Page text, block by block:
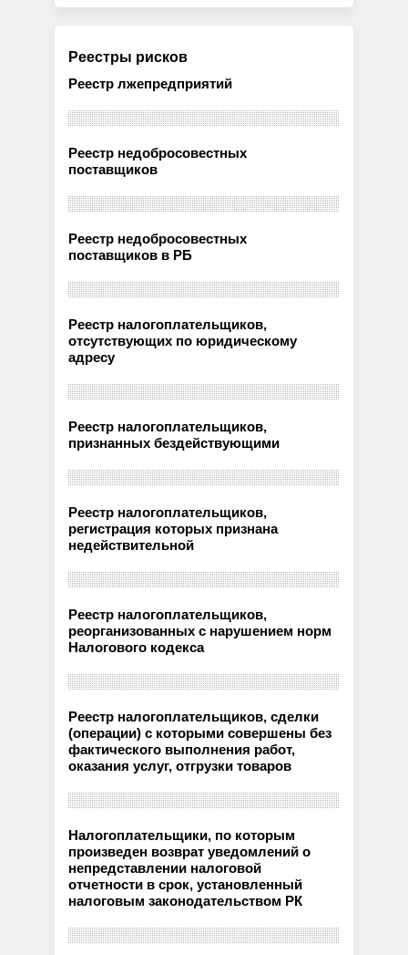
Реестры рисков
Реестр лжепредприятий
Реестр недобросовестных
поставщиков
Реестр недобросовестных
поставщиков в РБ
Реестр налогоплательщиков,
отсутствующих по юридическому
адресу
Реестр налогоплательщиков,
признанных бездействующими
Реестр налогоплательщиков,
регистрация которых признана
недействительной
Реестр налогоплательщиков,
реорганизованных с нарушением норм
Налогового кодекса
Реестр налогоплательщиков, сделки
(операции) с которыми совершены без
фактического выполнения работ,
оказания услуг, отгрузки товаров
Налогоплательщики, по которым
произведен возврат уведомлений о
непредставлении налоговой
отчетности в срок, установленный
налоговым законодательством РК